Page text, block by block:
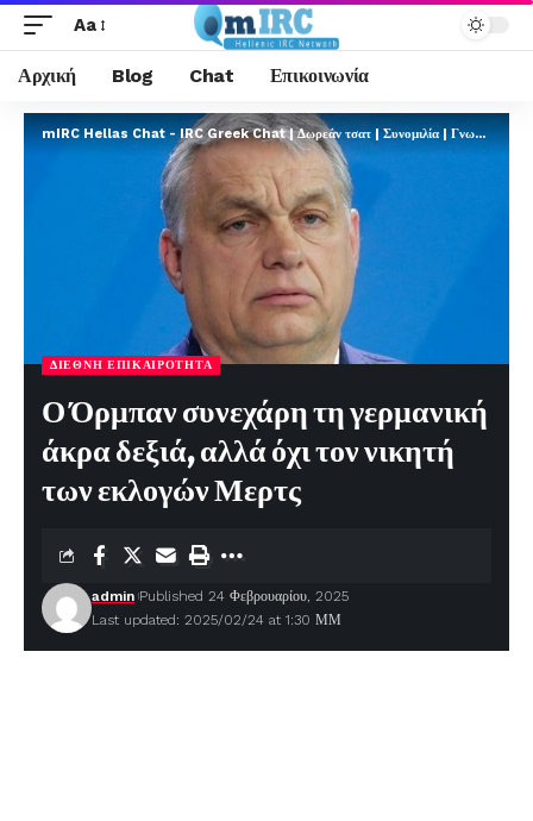
Aa
Αρχική Blog Chat Επικοινωνία
mIRC Hellas Chat - IRC Greek Chat | Δωρεάν τσατ | Συνομιλία | Γνωριμίες | FREE
ΔΙΕΘΝΉ ΕΠΙΚΑΙΡΌΤΗΤΑ
Ο Όρμπαν συνεχάρη τη γερμανική
άκρα δεξιά, αλλά όχι τον νικητή
των εκλογών Μερτς
Last updated: 2025/02/24 at 1:30 ΜΜ
admin Published 24 Φεβρουαρίου, 2025